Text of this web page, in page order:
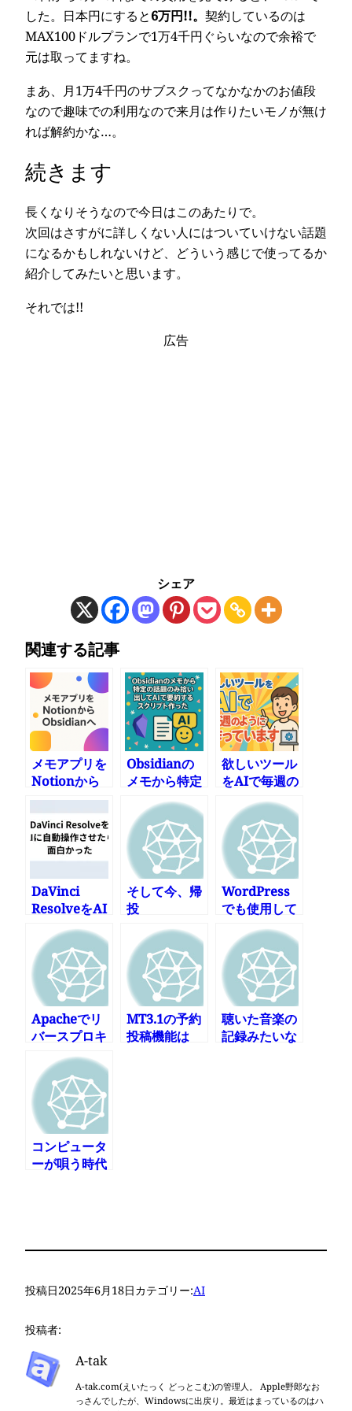
した。日本円にすると6万円!!。 契約しているのは
MAX100ドルプランで1万4千円ぐらいなので余裕で
元は取ってますね。
まあ、月1万4千円のサブスクってなかなかのお値段
なので趣味での利用なので来月は作りたいモノが無け
れば解約かな…。
続きます
長くなりそうなので今日はこのあたりで。
次回はさすがに詳しくない人にはついていけない話題
になるかもしれないけど、どういう感じで使ってるか
紹介してみたいと思います。
それでは!!
広告
シェア
関連する記事
メモアプリを
Notionから
Obsidianへ
Obsidianの
メモから特定
の話題のみ拾
い出してAIで
要約するスク
リプト作った
欲しいツール
をAIで毎週の
ように作って
います
DaVinci
ResolveをAI
に自動操作さ
せたら面白か
った
そして今、帰
投
WordPress
でも使用して
いるxmlrpc
に重大なセキ
ュリティーホ
ール
Apacheでリ
バースプロキ
MT3.1の予約
投稿機能は
聴いた音楽の
記録みたいな
コンピュータ
ーが唄う時代
投稿日2025年6月18日カテゴリー:AI
投稿者:
A-tak
A-tak.com(えいたっく どっとこむ)の管理人。 Apple野郎なお
っさんでしたが、Windowsに出戻り。最近はまっているのはハ